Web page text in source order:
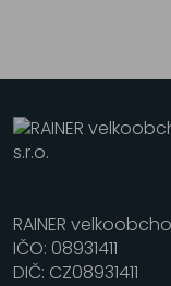
RAINER
IČO: 08931411
DIČ: CZ08931411